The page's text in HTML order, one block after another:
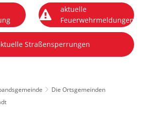
aktuelle
Feuerwehrmeldungen
Straßensperrungen
Die Ortsgemeinden